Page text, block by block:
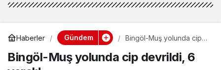
Haberler Gündem
Bingöl-Muş yolunda cip
Bingöl-Muş yolunda cip devrildi, 6